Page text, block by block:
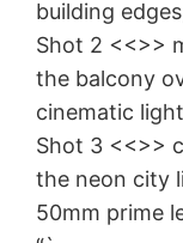
building
Shot 2 <<>>
the balcony
cinematic
Shot 3 <<>>
the neon city
50mm prime